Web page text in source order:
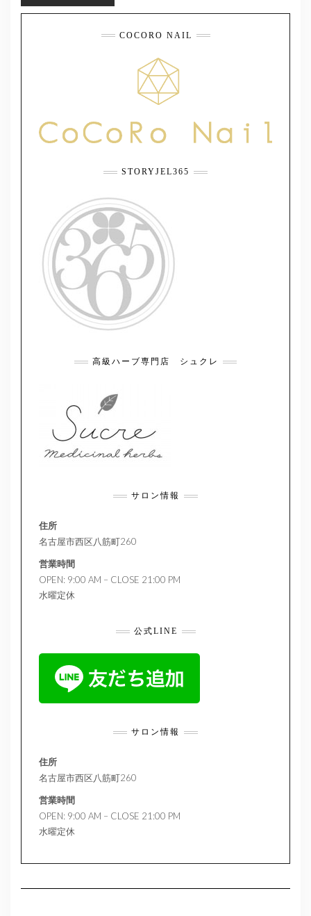
COCORO NAIL
STORYJEL365
高級ハーブ専門店 シュクレ
サロン情報
住所
名古屋市西区八筋町260
営業時間
OPEN: 9:00 AM – CLOSE 21:00 PM
水曜定休
公式LINE
サロン情報
住所
名古屋市西区八筋町260
営業時間
OPEN: 9:00 AM – CLOSE 21:00 PM
水曜定休